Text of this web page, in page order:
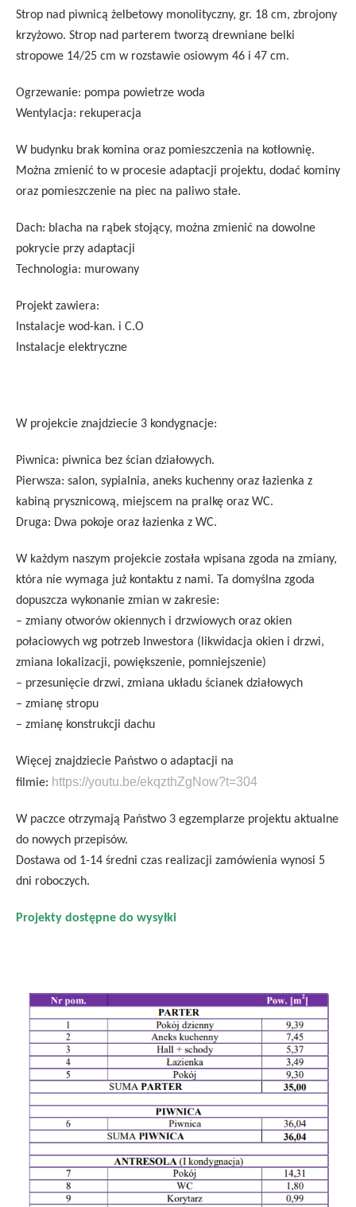
Strop nad piwnicą żelbetowy monolityczny, gr. 18 cm, zbrojony
krzyżowo. Strop nad parterem tworzą drewniane belki
stropowe 14/25 cm w rozstawie osiowym 46 i 47 cm.
Ogrzewanie: pompa powietrze woda
Wentylacja: rekuperacja
W budynku brak komina oraz pomieszczenia na kotłownię.
Można zmienić to w procesie adaptacji projektu, dodać kominy
oraz pomieszczenie na piec na paliwo stałe.
Dach: blacha na rąbek stojący, można zmienić na dowolne
pokrycie przy adaptacji
Technologia: murowany
Projekt zawiera:
Instalacje wod-kan. i C.O
Instalacje elektryczne
W projekcie znajdziecie 3 kondygnacje:
Piwnica: piwnica bez ścian działowych.
Pierwsza: salon, sypialnia, aneks kuchenny oraz łazienka z
kabiną prysznicową, miejscem na pralkę oraz WC.
Druga: Dwa pokoje oraz łazienka z WC.
W każdym naszym projekcie została wpisana zgoda na zmiany,
która nie wymaga już kontaktu z nami. Ta domyślna zgoda
dopuszcza wykonanie zmian w zakresie:
– zmiany otworów okiennych i drzwiowych oraz okien
połaciowych wg potrzeb Inwestora (likwidacja okien i drzwi,
zmiana lokalizacji, powiększenie, pomniejszenie)
– przesunięcie drzwi, zmiana układu ścianek działowych
– zmianę stropu
– zmianę konstrukcji dachu
Więcej znajdziecie Państwo o adaptacji na
filmie: https://youtu.be/ekqzthZgNow?t=304
W paczce otrzymają Państwo 3 egzemplarze projektu aktualne
do nowych przepisów.
Dostawa od 1-14 średni czas realizacji zamówienia wynosi 5
dni roboczych.
Projekty dostępne do wysyłki